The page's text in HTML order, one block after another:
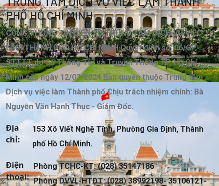
PHỐ HỒ CHÍ MINH
CỔNG THÔNG TIN ĐIỆN TỬ TRUNG TÂM DỊCH VỤ VIỆC
LÀM THÀNH PHỐ HỒ CHÍ MINH Quyết định số: 06/GP-
STTTT do Sở Thông Tin và Truyền Thông TP. Hồ Chí
Minh cấp ngày 12/03/2024 Bản quyền thuộc Trung tâm
Dịch vụ việc làm Thành phố Chịu trách nhiệm chính: Bà
Nguyễn Văn Hạnh Thục - Giám Đốc.
Địa
chỉ:
153 Xô Viết Nghệ Tĩnh, Phường Gia Định, Thành
phố Hồ Chí Minh.
Điện
thoại:
Phòng TCHC-KT: (028) 35147186
Phòng DVVL-HTĐT: (028) 38992198- 35106121-